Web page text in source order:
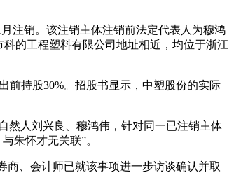
注销。该注销主体注销前法定代表人为穆鸿
的工程塑料有限公司地址相近，均位于浙江
前持股30%。招股书显示，中塑股份的实际
然人刘兴良、穆鸿伟，针对同一已注销主体
朱怀才无关联”。
商、会计师已就该事项进一步访谈确认并取